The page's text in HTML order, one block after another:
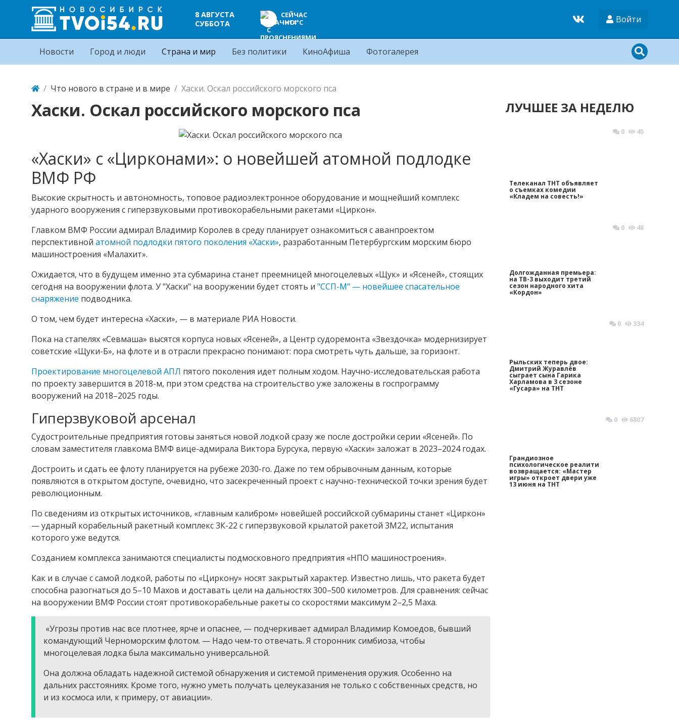
8 АВГУСТА
СУББОТА
СЕЙЧАС
+14°C
Войти
Новости Город и люди Страна и мир Без политики КиноАфиша Фотогалерея
Что нового в стране и в мире Хаски. Оскал российского морского пса
Хаски. Оскал российского морского пса
«Хаски» с «Цирконами»: о новейшей атомной подлодке
ВМФ РФ
Высокие скрытность и автономность, топовое радиоэлектронное оборудование и мощнейший комплекс
ударного вооружения с гиперзвуковыми противокорабельными ракетами «Циркон».
Главком ВМФ России адмирал Владимир Королев в среду планирует ознакомиться с аванпроектом
перспективной атомной подлодки пятого поколения «Хаски», разработанным Петербургским морским бюро
машиностроения «Малахит».
Ожидается, что в будущем именно эта субмарина станет преемницей многоцелевых «Щук» и «Ясеней», стоящих
сегодня на вооружении флота. У "Хаски" на вооружении будет стоять и "ССП-М" — новейшее спасательное
снаряжение подводника.
О том, чем будет интересна «Хаски», — в материале РИА Новости.
Пока на стапелях «Севмаша» высятся корпуса новых «Ясеней», а Центр судоремонта «Звездочка» модернизирует
советские «Щуки-Б», на флоте и в отрасли прекрасно понимают: пора смотреть чуть дальше, за горизонт.
Проектирование многоцелевой АПЛ пятого поколения идет полным ходом. Научно-исследовательская работа
по проекту завершится в 2018-м, при этом средства на строительство уже заложены в госпрограмму
вооружений на 2018–2025 годы.
Гиперзвуковой арсенал
Судостроительные предприятия готовы заняться новой лодкой сразу же после достройки серии «Ясеней». По
словам заместителя главкома ВМФ вице-адмирала Виктора Бурсука, первую «Хаски» заложат в 2023–2024 годах.
Достроить и сдать ее флоту планируется на рубеже 2030-го. Даже по тем обрывочным данным, которые
появляются в открытом доступе, очевидно, что засекреченный проект с научно-технической точки зрения будет
революционным.
По сведениям из открытых источников, «главным калибром» новейшей российской субмарины станет «Циркон»
— ударный корабельный ракетный комплекс 3К-22 с гиперзвуковой крылатой ракетой 3М22, испытания
которого уже ведутся.
Созданием комплекса занимаются специалисты подмосковного предприятия «НПО машиностроения».
Как и в случае с самой лодкой, работы по «Циркону» носят закрытый характер. Известно лишь, что ракета будет
способна разогнаться до 5–10 Махов и доставать цели на дальностях 300–500 километров. Для сравнения: сейчас
на вооружении ВМФ России стоят противокорабельные ракеты со скоростями максимум 2–2,5 Маха.
«Угрозы против нас все плотнее, ярче и опаснее, — подчеркивает адмирал Владимир Комоедов, бывший
командующий Черноморским флотом. — Надо чем-то отвечать. Я сторонник симбиоза, чтобы
многоцелевая лодка была максимально универсальной.
Она должна обладать надежной системой обнаружения и системой применения оружия. Особенно на
дальних расстояниях. Кроме того, нужно уметь получать целеуказания не только с собственных средств, но
и из космоса или, к примеру, от авиации».
ЛУЧШЕЕ ЗА НЕДЕЛЮ
Телеканал ТНТ объявляет
о съемках комедии
«Кладем на совесть!»
0 45
Долгожданная премьера:
на ТВ-3 выходит третий
сезон народного хита
«Кордон»
0 48
Рыльских теперь двое:
Дмитрий Журавлёв
сыграет сына Гарика
Харламова в 3 сезоне
«Гусара» на ТНТ
0 334
Грандиозное
психологическое реалити
возвращается: «Мастер
игры» откроет двери уже
13 июня на ТНТ
0 6807